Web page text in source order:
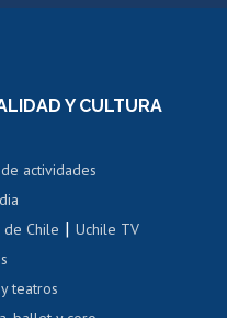
de movilidad interna
de renta
de renta
de correo uchile
laboral, sexual y violencia
Y CULTURA
actividades
de Chile |Uchile TV
teatros